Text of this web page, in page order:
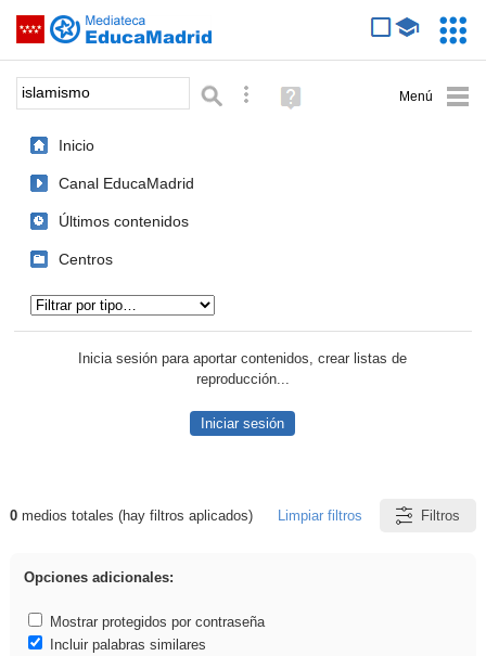
Saltar navegación
Palabra o frase: Búsqueda avanzada
Ayuda
(en
Inicio
Canal EducaMadrid
Últimos contenidos
Centros
Inicia sesión para aportar contenidos, crear listas de
reproducción...
Iniciar sesión
Resultados de: islamismo
0medios totales (hay filtros aplicados) Limpiar filtros Filtros
Opciones adicionales:
Mostrar protegidos por contraseña
Incluir palabras similares